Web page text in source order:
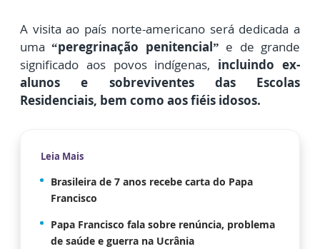
A visita ao país norte-americano será dedicada a
uma“peregrinação penitencial” e de grande
significado aos povos indígenas, incluindo ex-
alunos e sobreviventes das Escolas
Residenciais, bem como aos fiéis idosos.
Leia Mais
Brasileira de 7 anos recebe carta do Papa
Francisco
Papa Francisco fala sobre renúncia, problema
de saúde e guerra na Ucrânia